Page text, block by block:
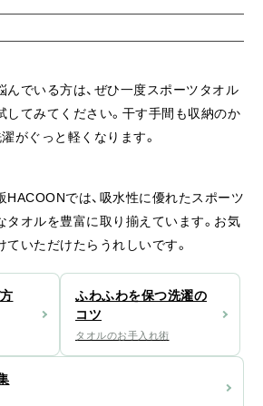
んでいる方は、ぜひ一度スポーツタオル
してみてください。干す手間も収納のか
がぐっと軽くなります。
では、吸水性に優れたスポーツ
タオルを豊富に取り揃えています。お気
いただけたらうれしいです。
ふわふわを保つ洗濯の
コツ
タオルのお手入れ術